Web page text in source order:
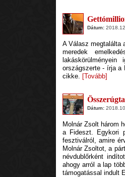
Dátum:
A Válasz megtalálta
meredek
országszerte - írja a
cikke. [Tovább]
Dátum:
Molnár Zsolt három
a Fideszt. Egykori
fesztiválról, amire
Molnár Zsoltot, a
névdublőrként
ahogy arról a lap
támogatással indult